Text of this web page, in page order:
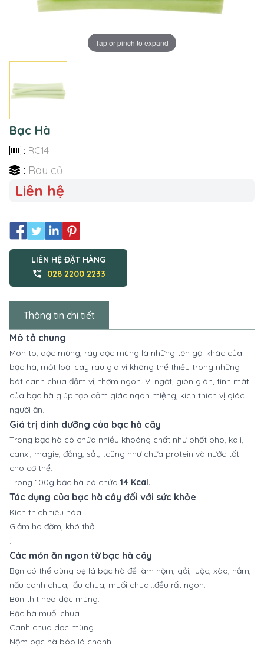
Tap or pinch to expand
Bạc Hà
: RC14
: Rau củ
Liên hệ
LIÊN HỆ ĐẶT HÀNG
wifi_calling_3 028 2200 2233
Thông tin chi tiết
Mô tả chung
Môn to, dọc mùng, ráy dọc mùng là những tên gọi khác của
bạc hà, một loại cây rau gia vị không thể thiếu trong những
bát canh chua đậm vị, thơm ngon. Vị ngọt, giòn giòn, tính mát
của bạc hà giúp tạo cảm giác ngon miệng, kích thích vị giác
người ăn.
Giá trị dinh dưỡng của bạc hà cây
Trong bạc hà có chứa nhiều khoáng chất như phốt pho, kali,
canxi, magie, đồng, sắt,...cũng như chứa protein và nước tốt
cho cơ thể.
Trong 100g bạc hà có chứa 14 Kcal.
Tác dụng của bạc hà cây đối với sức khỏe
Kích thích tiêu hóa
Giảm ho đờm, khó thở
…
Các món ăn ngon từ bạc hà cây
Bạn có thể dùng bẹ lá bạc hà để làm nộm, gỏi, luộc, xào, hầm,
nấu canh chua, lẩu chua, muối chua…đều rất ngon.
Bún thịt heo dọc mùng.
Bạc hà muối chua.
Canh chua dọc mùng.
Nộm bạc hà bóp lá chanh.